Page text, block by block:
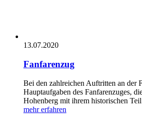
13.07.2020
Fanfarenzug
Bei den zahlreichen Auftritten an der
Hauptaufgaben des Fanfarenzuges,
Hohenberg mit ihrem historischen
mehr erfahren